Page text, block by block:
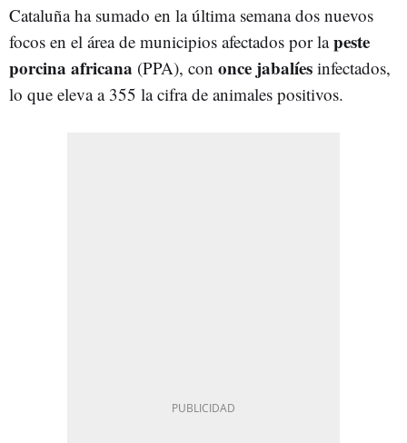
Cataluña ha sumado en la última semana dos nuevos
focos en el área de municipios afectados por lapeste
porcina africana (PPA), con once jabalíes infectados,
lo que eleva a 355 la cifra de animales positivos.